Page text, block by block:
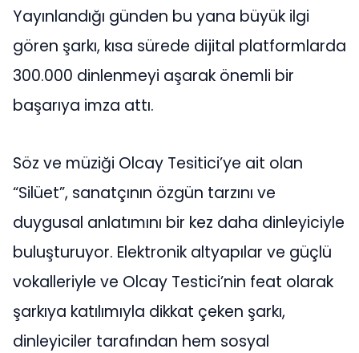
Yayınlandığı günden bu yana büyük ilgi
gören şarkı, kısa sürede dijital platformlarda
300.000 dinlenmeyi aşarak önemli bir
başarıya imza attı.
Söz ve müziği Olcay Tesitici’ye ait olan
“Silüet”, sanatçının özgün tarzını ve
duygusal anlatımını bir kez daha dinleyiciyle
buluşturuyor. Elektronik altyapılar ve güçlü
vokalleriyle ve Olcay Testici’nin feat olarak
şarkıya katılımıyla dikkat çeken şarkı,
dinleyiciler tarafından hem sosyal